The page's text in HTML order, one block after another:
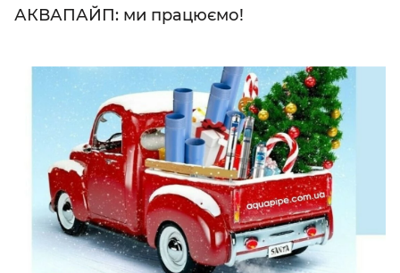
АКВАПАЙП: ми працюємо!